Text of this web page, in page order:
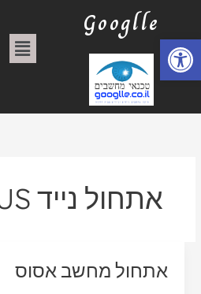
פתח סרגל נגישות
Googlle
תפריט
אתחול נייד ASUS
אתחול מחשב אסוס
ג
ו
י